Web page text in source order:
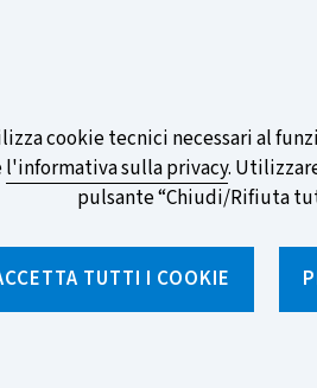
cookie tecnici necessari al
l'informativa sulla privacy.
pulsante “Chiudi/Rifiuta
TUTTI I COOKIE
della BCE sulle